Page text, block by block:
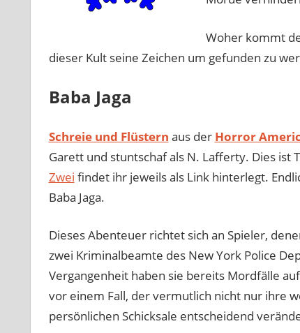
Woher kommt
dieser Kult seine Zeichen um gefunden zu
Baba Jaga
Schreie und Flüstern aus der Horror
Garett und stuntschaf als N. Lafferty. Dies ist
Zwei findet ihr jeweils als Link hinterlegt.
Baba Jaga.
Dieses Abenteuer richtet sich an Spieler,
zwei Kriminalbeamte des New York Police
Vergangenheit haben sie bereits Mordfälle
vor einem Fall, der vermutlich nicht nur ihre
persönlichen Schicksale entscheidend